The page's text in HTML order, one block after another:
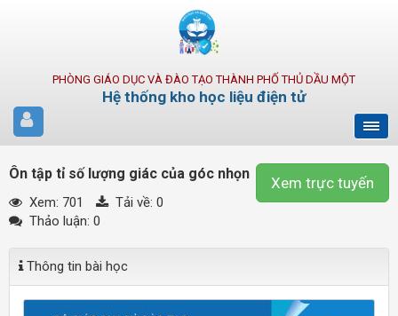
PHÒNG GIÁO DỤC VÀ ĐÀO TẠO THÀNH PHỐ THỦ DẦU MỘT
Hệ thống kho học liệu điện tử
Xem trực tuyến
Ôn tập tỉ số lượng giác của góc nhọn
Xem: 701 Tải về: 0
Thảo luận: 0
Thông tin bài học